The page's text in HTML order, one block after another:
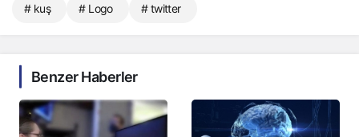
# kuş # Logo # twitter
Benzer Haberler